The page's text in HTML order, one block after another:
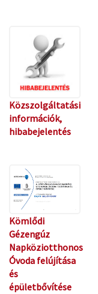
Közszolgáltatási
információk,
hibabejelentés
Kömlődi
Gézengúz
Napköziotthonos
Óvoda felújítása
és
épületbővítése